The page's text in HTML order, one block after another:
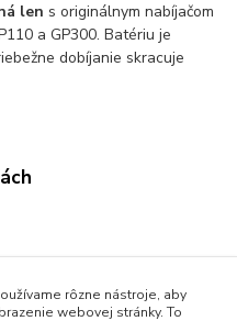
len s originálnym nabíjačom
a GP300. Batériu je
dobíjanie skracuje
rôzne nástroje, aby
webovej stránky. To